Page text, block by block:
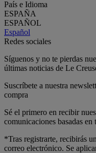
País e Idioma
ESPAÑA
ESPAÑOL
Español
Redes sociales
Síguenos y no te pierdas
últimas noticias de Le
Suscríbete a nuestra
compra
Sé el primero en recibir
comunicaciones basadas
*Tras registrarte, recibirás
correo electrónico. Se